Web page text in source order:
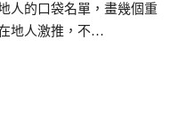
人的口袋名單，畫幾個重
地人激推，不…